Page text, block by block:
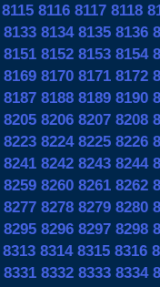
8115 8116 8117 8118
8133 8134 8135 8136
8151 8152 8153 8154
8169 8170 8171 8172
8187 8188 8189 8190
8205 8206 8207 8208
8223 8224 8225 8226
8241 8242 8243 8244
8259 8260 8261 8262
8277 8278 8279 8280
8295 8296 8297 8298
8313 8314 8315 8316
8331 8332 8333 8334